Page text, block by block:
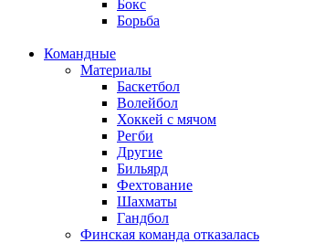
Бокс
Борьба
Командные
Материалы
Баскетбол
Волейбол
Хоккей с мячом
Регби
Другие
Бильярд
Фехтование
Шахматы
Гандбол
Финская команда отказалась